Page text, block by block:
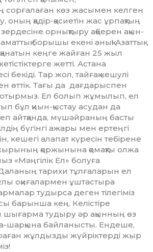
көз жасымен келген
оның қадір-қасиетін жас ұрпақтың
орнықтыру ақберен ақын­
борышы екені анық! Азаттық
қанатын кеңге жай­ған 25 жыл
жетті. Ас­тана
бекіді. Тар жол, тайғақ ке­шулі
өттік. Тағы да дағда­рыс­пен
отырмыз. Ел болып жұ­мы­лып, ел
бұл қиын-қыстау асудан да
айтқанда, мүшәйраның басты
бүгінгі ажары мен ертеңгі
кешегі алапат күресін тебірене
жырының қоржынына қомақты олжа
«Мәңгілік Ел» болуға
тарихи тұлғаларын ел
оқиғалармен ұштастыра
тудырса деген тілегіміз
барынша кең. Келістіре
тудыру әр ақынның өз
шарқына байланысты. Ендеше,
жұлдызды жүйріктерді жыр